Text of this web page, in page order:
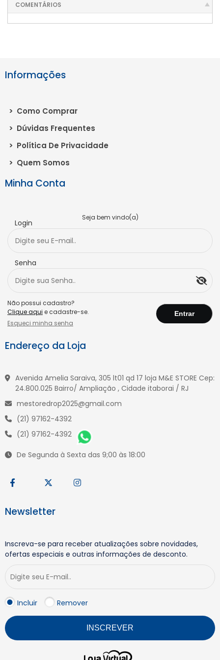
COMENTÁRIOS
Informações
> Como Comprar
> Dúvidas Frequentes
> Política De Privacidade
> Quem Somos
Minha Conta
Seja bem vindo(a)
Login
Senha
Não possui cadastro?
Clique aqui e cadastre-se.
Esqueci minha senha
Endereço da Loja
Avenida Amelia Saraiva, 305 lt01 qd 17 loja M&E STORE Cep:
24.800.025 Bairro/ Ampliação , Cidade itaborai / RJ
mestoredrop2025@gmail.com
(21) 97162-4392
(21) 97162-4392
De Segunda à Sexta das 9;00 às 18:00
Newsletter
Inscreva-se para receber atualizações sobre novidades,
ofertas especiais e outras informações de desconto.
Incluir Remover
INSCREVER